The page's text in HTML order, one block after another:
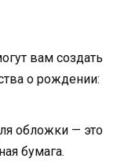
вам создать
о рождении:
обложки — это
бумага.